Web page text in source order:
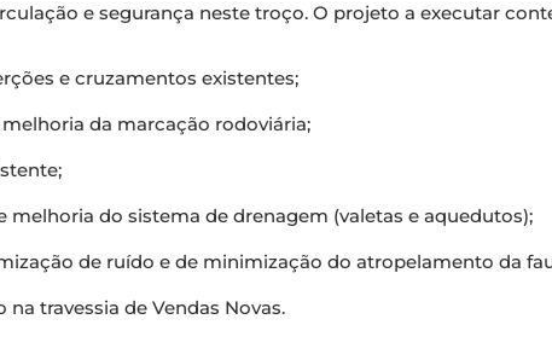
e segurança neste troço. O projeto a executar
e cruzamentos existentes;
da marcação rodoviária;
melhoria do sistema de drenagem (valetas e aquedutos);
de ruído e de minimização do atropelamento da
travessia de Vendas Novas.